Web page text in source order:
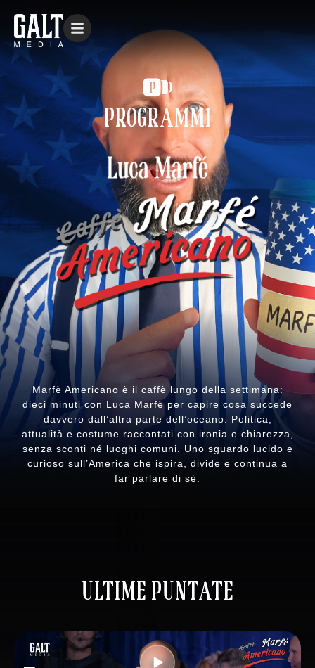
PROGRAMMI
Marfè Americano è il caffè lungo della settimana:
dieci minuti con Luca Marfè per capire cosa succede
davvero dall’altra parte dell’oceano. Politica,
attualità e costume raccontati con ironia e chiarezza,
senza sconti né luoghi comuni. Uno sguardo lucido e
curioso sull’America che ispira, divide e continua a
far parlare di sé.
ULTIME PUNTATE